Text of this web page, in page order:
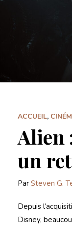
ACCUEIL,
Alien
un
Par Steven G.
Depuis
Disney,